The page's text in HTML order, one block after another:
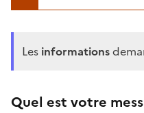
Les informations
Quel est votre